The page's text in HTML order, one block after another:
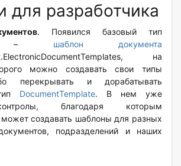
для разработчика
. Появился базовый тип
– шаблон документа
на
можно создавать свои типы
перекрывать и дорабатывать
DocumentTemplate. В нем уже
благодаря которым
создавать шаблоны для разных
подразделений и наших